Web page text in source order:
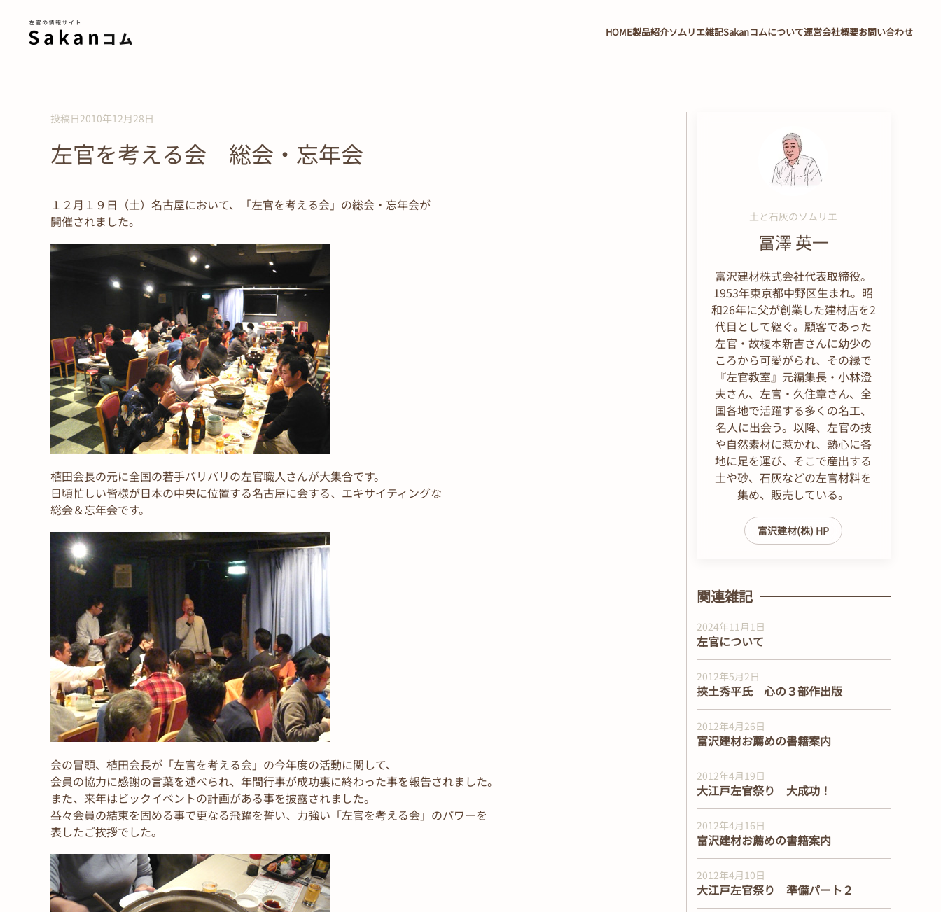
Skip to main content HOME製品紹介ソムリエ雑記Sakanコムについて運営会社概要お問い合わせ
投稿日2010年12月28日
左官を考える会 総会・忘年会
１２月１９日（土）名古屋において、「左官を考える会」の総会・忘年会が
開催されました。
植田会長の元に全国の若手バリバリの左官職人さんが大集合です。
日頃忙しい皆様が日本の中央に位置する名古屋に会する、エキサイティングな
総会＆忘年会です。
会の冒頭、植田会長が「左官を考える会」の今年度の活動に関して、
会員の協力に感謝の言葉を述べられ、年間行事が成功裏に終わった事を報告されました。
また、来年はビックイベントの計画がある事を披露されました。
益々会員の結束を固める事で更なる飛躍を誓い、力強い「左官を考える会」のパワーを
表したご挨拶でした。
土と石灰のソムリエ
冨澤 英一
富沢建材株式会社代表取締役。
1953年東京都中野区生まれ。昭
和26年に父が創業した建材店を2
代目として継ぐ。顧客であった
左官・故榎本新吉さんに幼少の
ころから可愛がられ、その縁で
『左官教室』元編集長・小林澄
夫さん、左官・久住章さん、全
国各地で活躍する多くの名工、
名人に出会う。以降、左官の技
や自然素材に惹かれ、熱心に各
地に足を運び、そこで産出する
土や砂、石灰などの左官材料を
集め、販売している。
富沢建材(株) HP
関連雑記
2024年11月1日
左官について
2012年5月2日
挾土秀平氏 心の３部作出版
2012年4月26日
富沢建材お薦めの書籍案内
2012年4月19日
大江戸左官祭り 大成功！
2012年4月16日
富沢建材お薦めの書籍案内
2012年4月10日
大江戸左官祭り 準備パート２